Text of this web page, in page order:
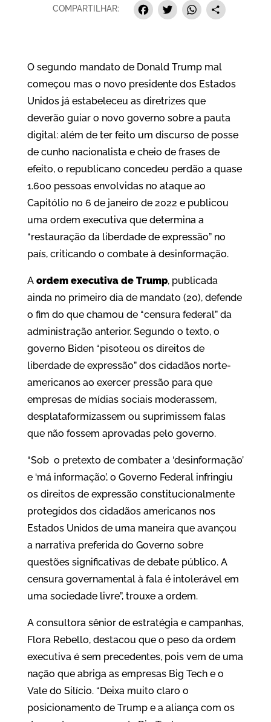
COMPARTILHAR: Facebook
Twitter
O segundo mandato de Donald Trump mal
começou mas o novo presidente dos Estados
Unidos já estabeleceu as diretrizes que
deverão guiar o novo governo sobre a pauta
digital: além de ter feito um discurso de posse
de cunho nacionalista e cheio de frases de
efeito, o republicano concedeu perdão a quase
1.600 pessoas envolvidas no ataque ao
Capitólio no 6 de janeiro de 2022 e publicou
uma ordem executiva que determina a
“restauração da liberdade de expressão” no
país, criticando o combate à desinformação.
A ordem executiva de Trump, publicada
ainda no primeiro dia de mandato (20), defende
o fim do que chamou de “censura federal” da
administração anterior. Segundo o texto, o
governo Biden “pisoteou os direitos de
liberdade de expressão” dos cidadãos norte-
americanos ao exercer pressão para que
empresas de mídias sociais moderassem,
desplataformizassem ou suprimissem falas
que não fossem aprovadas pelo governo.
“Sob o pretexto de combater a ‘desinformação’
e ‘má informação’, o Governo Federal infringiu
os direitos de expressão constitucionalmente
protegidos dos cidadãos americanos nos
Estados Unidos de uma maneira que avançou
a narrativa preferida do Governo sobre
questões significativas de debate público. A
censura governamental à fala é intolerável em
uma sociedade livre”, trouxe a ordem.
A consultora sênior de estratégia e campanhas,
Flora Rebello, destacou que o peso da ordem
executiva é sem precedentes, pois vem de uma
nação que abriga as empresas Big Tech e o
Vale do Silício. “Deixa muito claro o
posicionamento de Trump e a aliança com os